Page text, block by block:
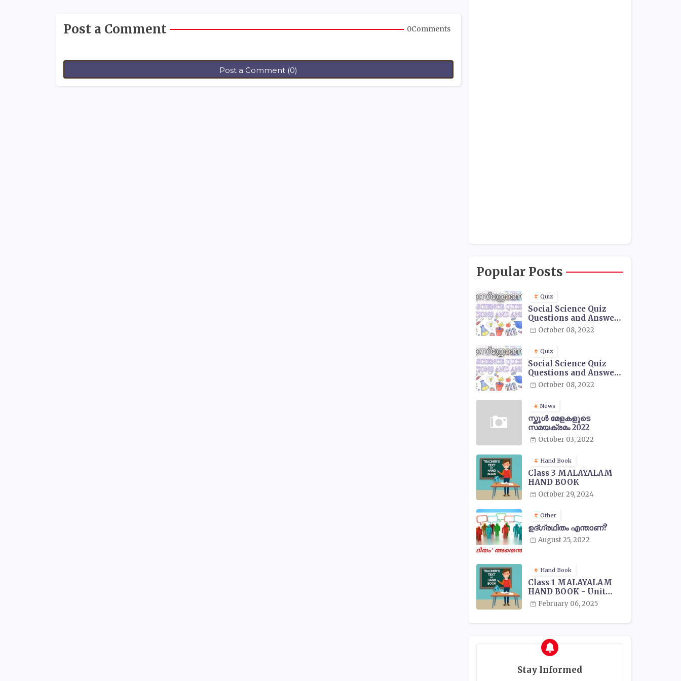
Post a Comment 0Comments
Post a Comment (0)
Popular Posts
Quiz
Social Science Quiz
Questions and Answers
- 01October 08, 2022
Quiz
Social Science Quiz
Questions and Answers
- 02October 08, 2022
News
സ്കൂൾ മേളകളുടെ
സമയക്രമം 2022
October 03, 2022
Hand Book
Class 3 MALAYALAM
HAND BOOK
October 29, 2024
Other
ഉദ്ഗ്രഥിതം എന്താണ്?
August 25, 2022
Hand Book
Class 1 MALAYALAM
HAND BOOK - Unit
WiseFebruary 06, 2025
Stay Informed